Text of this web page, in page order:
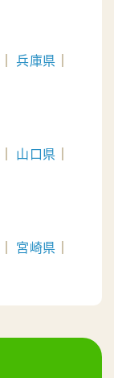
兵庫県
山口県
宮崎県